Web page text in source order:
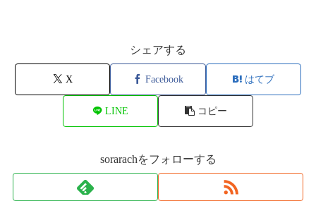
シェアする
X Facebook はてブ
LINE コピー
sorarachをフォローする